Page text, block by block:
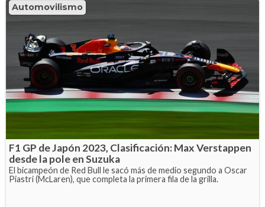
Automovilismo
F1 GP de Japón 2023, Clasificación: Max Verstappen
desde la pole en Suzuka
El bicampeón de Red Bull le sacó más de medio segundo a Oscar
Piastri (McLaren), que completa la primera fila de la grilla.